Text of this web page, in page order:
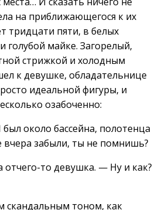
на приближающегося к их
тридцати пяти, в белых
голубой майке. Загорелый,
стрижкой и холодным
к девушке, обладательнице
идеальной фигуры, и
озабоченно:
около бассейна, полотенца
забыли, ты не помнишь?
то девушка. — Ну и как?
скандальным тоном, как